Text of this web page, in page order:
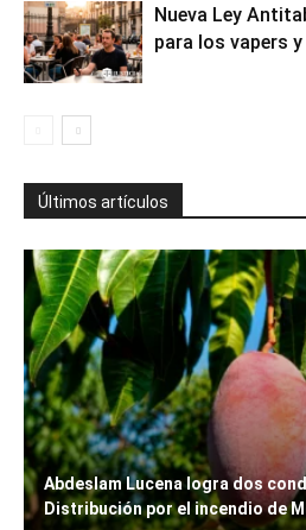
Nueva Ley
para los vapers
Últimos artículos
Abdeslam Lucena logra dos
Distribución por el incendio de